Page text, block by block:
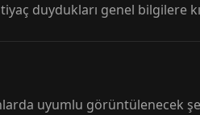
duydukları genel bilgilere
uyumlu görüntülenecek